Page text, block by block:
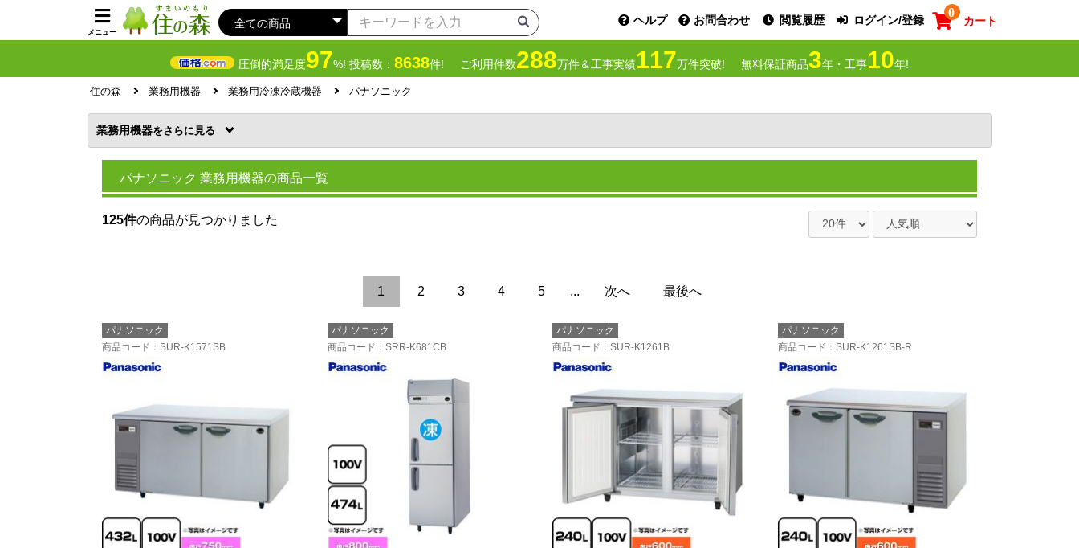
メニュー
ヘルプ お問合わせ 閲覧履歴 ログイン/登録
0
カート
圧倒的満足度97%! 投稿数： 8638件! ご利用件数288万件＆工事実績117万件突破! 無料保証商品3年・工事10年!
住の森 業務用機器 業務用冷凍冷蔵機器 パナソニック
業務用機器を
パナソニック 業務用機器の商品一覧
125件の商品が見つかりました
1 2 3 4 5 ... 次へ 最後へ
パナソニック
商品コード ：SUR-K1571SB
パナソニック
商品コード ：SRR-K681CB
パナソニック
商品コード ：SUR-K1261B
パナソニック
商品コード ：SUR-K1261SB-R